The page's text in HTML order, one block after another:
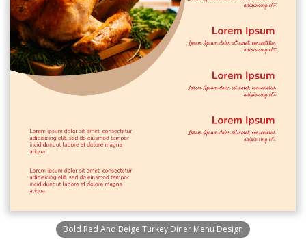
Bold Red And Beige Turkey Diner Menu Design